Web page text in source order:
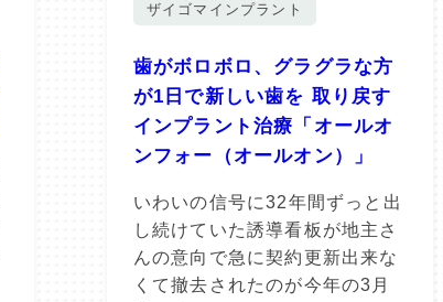
ザイゴマインプラント
歯がボロボロ、グラグラな方
が1日で新しい歯を 取り戻す
インプラント治療「オールオ
ンフォー（オールオン）」
いわいの信号に32年間ずっと出
し続けていた誘導看板が地主さ
んの意向で急に契約更新出来な
くて撤去されたのが今年の3月